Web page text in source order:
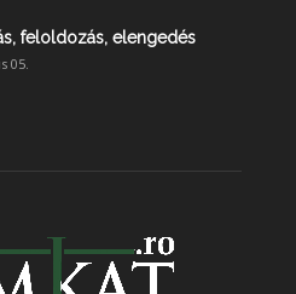
feloldozás, elengedés
05.